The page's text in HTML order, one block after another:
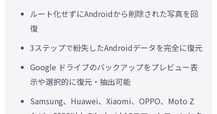
ルート化せずにAndroidから削除された写真を回
復
3ステップで紛失したAndroidデータを完全に復元
Google ドライブのバックアップをプレビュー表
示や選択的に復元・抽出可能
Samsung、Huawei、Xiaomi、OPPO、Moto Z